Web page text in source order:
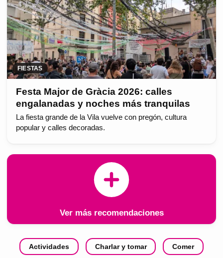
FIESTAS
Festa Major de Gràcia 2026: calles
engalanadas y noches más tranquilas
La fiesta grande de la Vila vuelve con pregón, cultura
popular y calles decoradas.
Ver más recomendaciones
Actividades Charlar y tomar Comer